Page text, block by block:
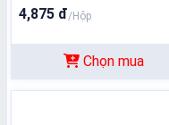
4,875 đ/Hộp
Chọn mua